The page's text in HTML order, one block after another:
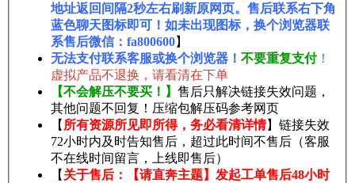
地址返回间隔2秒左右刷新原网页。售后联系右下角
蓝色聊天图标即可！如未出现图标，换个浏览器联
系售后微信：fa800600】
无法支付联系客服或换个浏览器！ 不要重复支付！
虚拟产品不退换，请看清在下单
【不会解压不要买！】 售后只解决链接失效问题，
其他问题不回复！压缩包解压码参考网页
【 所有资源所见即所得，务必看清详情】链接失效
72小时内及时告知售后，超过此时间不售后（客服
不在线时间留言，上线即售后）
【 关于售后：【请直奔主题】发起工单售后48小时